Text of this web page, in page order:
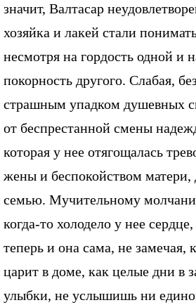
значит, Валтасар
хозяйка и лакей стали
несмотря на гордость одной и
покорность другого. Слабая,
страшным упадком душевных
от беспрестанной смены
которая у нее отягощалась
жены и беспокойством матери,
семью. Мучительному
когда-то холодело у нее
теперь и она сама, не замечая,
царит в доме, как целые дни в
улыбки, не услышишь ни